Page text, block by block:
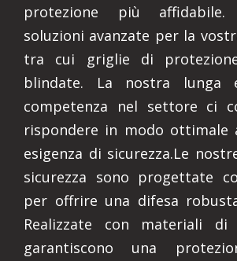
protezione più affidabile.
soluzioni avanzate per la
tra cui griglie di
blindate. La nostra lunga
competenza nel settore ci
rispondere in modo ottimale
esigenza di sicurezza.Le
sicurezza sono progettate
per offrire una difesa
Realizzate con materiali
garantiscono una